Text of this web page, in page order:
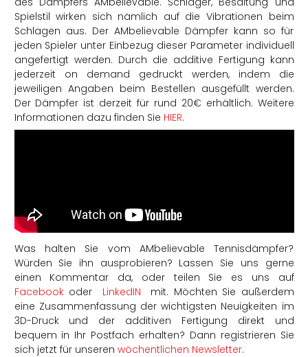
Spielstil wirken sich nämlich auf die Vibrationen beim
Schlagen aus. Der AMbelievable Dämpfer kann so für
jeden Spieler unter Einbezug dieser Parameter individuell
angefertigt werden. Durch die additive Fertigung kann
jederzeit on demand gedruckt werden, indem die
jeweiligen Angaben beim Bestellen ausgefüllt werden.
Der Dämpfer ist derzeit für rund 20€ erhältlich. Weitere
Informationen dazu finden Sie HIER.
Was halten Sie vom AMbelievable Tennisdämpfer?
Würden Sie ihn ausprobieren? Lassen Sie uns gerne
einen Kommentar da, oder teilen Sie es uns auf
Facebookoder LinkedIN mit. Möchten Sie außerdem
eine Zusammenfassung der wichtigsten Neuigkeiten im
3D-Druck und der additiven Fertigung direkt und
bequem in Ihr Postfach erhalten? Dann registrieren Sie
sich jetzt für unseren wöchentlichen Newsletter.